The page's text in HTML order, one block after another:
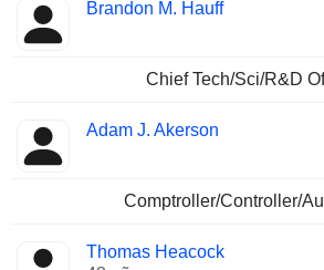
Brandon M. Hauff
Chief Tech/Sci/R&D
Adam J. Akerson
Comptroller/Controller/
Thomas Heacock